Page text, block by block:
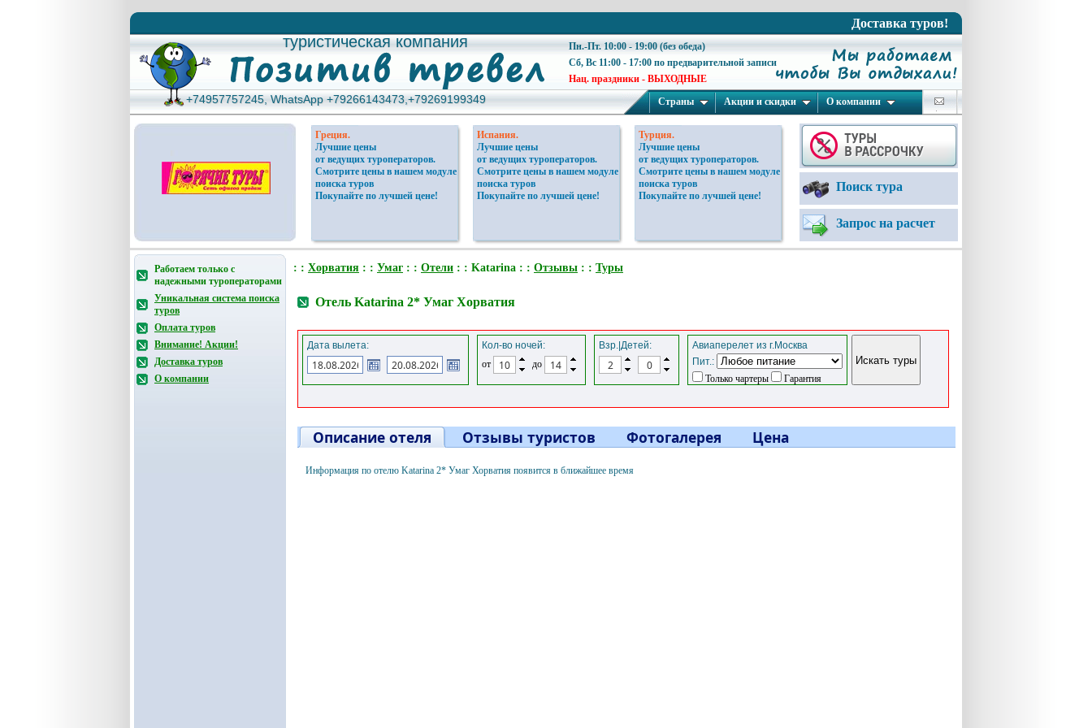
Доставка туров!
туристическая компания
туристическая компания
Пн.-Пт. 10:00 - 19:00 (без обеда)
Сб, Вс 11:00 - 17:00 по предварительной записи
Нац. праздники - ВЫХОДНЫЕ
+74957757245, WhatsApp +79266143473,+79269199349
+74957757245, WhatsApp +79266143473,+79269199349 Страны Акции и скидки О компании
Греция.
Лучшие цены
от ведущих туроператоров.
Смотрите цены в нашем модуле
поиска туров
Покупайте по лучшей цене!
Испания.
Лучшие цены
от ведущих туроператоров.
Смотрите цены в нашем модуле
поиска туров
Покупайте по лучшей цене!
Турция.
Лучшие цены
от ведущих туроператоров.
Смотрите цены в нашем модуле
поиска туров
Покупайте по лучшей цене!
Поиск тура
Запрос на расчет
Работаем только с
надежными туроператорами
Уникальная система поиска
туров
Оплата туров
Внимание! Акции!
Доставка туров
О компании
: : Хорватия : : Умаг : : Отели : : Katarina : : Отзывы : : Туры
Отель Katarina 2* Умаг Хорватия
Дата вылета:
Кол-во ночей:
от
до
Взр.|Детей:
Авиаперелет из г.Москва
Пит.:
Только чартеры
Гарантия
Описание отеля Отзывы туристов Фотогалерея Цена
Информация по отелю Katarina 2* Умаг Хорватия появится в ближайшее время